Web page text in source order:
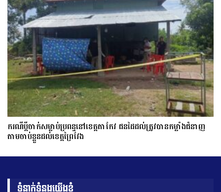
ករណីប្ដីចាក់សម្លាប់ប្រពន្ធនៅខេត្តតាកែវ ជនដៃដល់ត្រូវបានកម្លាំងជំនាញ
តាមចាប់ខ្លួនដល់ខេត្តព្រៃវែង
ទំនាក់ទំនងយើងខ្ញុំ